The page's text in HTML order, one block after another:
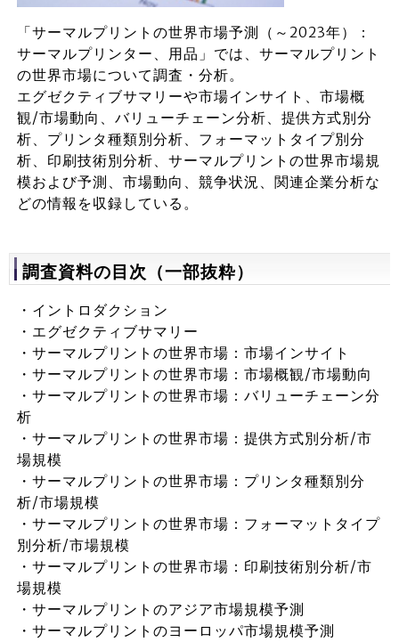
「サーマルプリントの世界市場予測（～2023年）：
サーマルプリンター、用品」では、サーマルプリント
の世界市場について調査・分析。
エグゼクティブサマリーや市場インサイト、市場概
観/市場動向、バリューチェーン分析、提供方式別分
析、プリンタ種類別分析、フォーマットタイプ別分
析、印刷技術別分析、サーマルプリントの世界市場規
模および予測、市場動向、競争状況、関連企業分析な
どの情報を収録している。
調査資料の目次（一部抜粋）
・イントロダクション
・エグゼクティブサマリー
・サーマルプリントの世界市場：市場インサイト
・サーマルプリントの世界市場：市場概観/市場動向
・サーマルプリントの世界市場：バリューチェーン分
析
・サーマルプリントの世界市場：提供方式別分析/市
場規模
・サーマルプリントの世界市場：プリンタ種類別分
析/市場規模
・サーマルプリントの世界市場：フォーマットタイプ
別分析/市場規模
・サーマルプリントの世界市場：印刷技術別分析/市
場規模
・サーマルプリントのアジア市場規模予測
・サーマルプリントのヨーロッパ市場規模予測